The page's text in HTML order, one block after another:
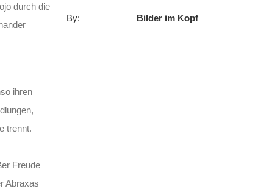
durch die
ihren
trennt.
Freude
Abraxas
By: Bilder im Kopf